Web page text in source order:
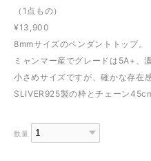
（1点もの）
¥13,900
8mmサイズのペンダントトップ。
ミャンマー産でグレードは5A+、
小さめサイズですが、確かな存在感
SLIVER925製の枠とチェーン45cm
数量